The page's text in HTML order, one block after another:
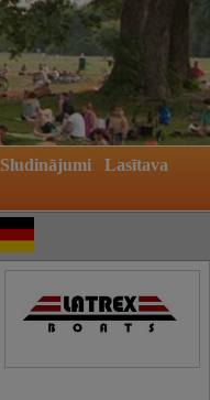
Sludinājumi
Lasītava